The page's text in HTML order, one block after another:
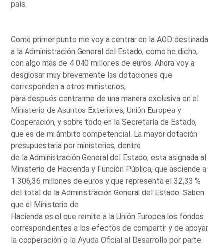
país.
Como primer punto me voy a centrar en la AOD destinada
a la Administración General del Estado, como he dicho,
con algo más de 4 040 millones de euros. Ahora voy a
desglosar muy brevemente las dotaciones que
corresponden a otros ministerios,
para después centrarme de una manera exclusiva en el
Ministerio de Asuntos Exteriores, Unión Europea y
Cooperación, y sobre todo en la Secretaría de Estado,
que es de mi ámbito competencial. La mayor dotación
presupuestaria por ministerios, dentro
de la Administración General del Estado, está asignada al
Ministerio de Hacienda y Función Pública, que asciende a
1 306,36 millones de euros y que representa el 32,33 %
del total de la Administración General del Estado. Saben
que el Ministerio de
Hacienda es el que remite a la Unión Europea los fondos
correspondientes a los efectos de compartir y de apoyar
la cooperación o la Ayuda Oficial al Desarrollo por parte